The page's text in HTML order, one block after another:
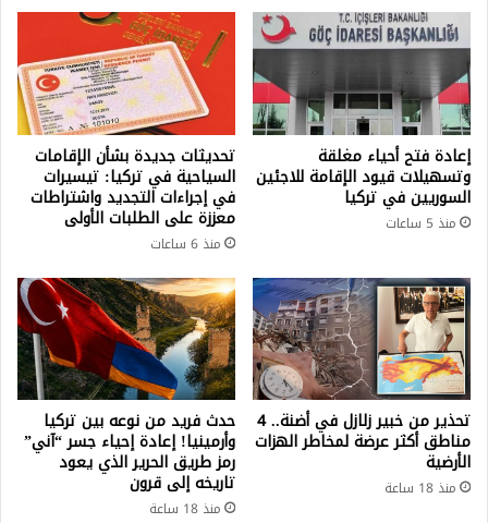
إعادة فتح أحياء مغلقة
وتسهيلات قيود الإقامة للاجئين
السوريين في تركيا
منذ 5 ساعات
تحديثات جديدة بشأن الإقامات
السياحية في تركيا: تيسيرات
في إجراءات التجديد واشتراطات
معززة على الطلبات الأولى
منذ 6 ساعات
تحذير من خبير زلازل في أضنة.. 4
مناطق أكثر عرضة لمخاطر الهزات
الأرضية
منذ 18 ساعة
حدث فريد من نوعه بين تركيا
وأرمينيا! إعادة إحياء جسر “آني”
رمز طريق الحرير الذي يعود
تاريخه إلى قرون
منذ 18 ساعة